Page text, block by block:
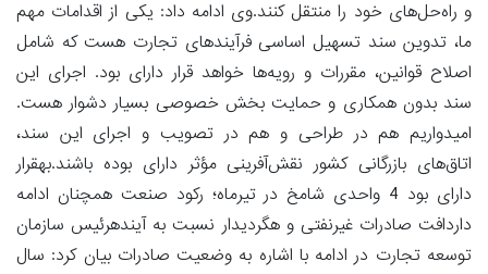
و راه‌حل‌های خود را منتقل کنند.وی ادامه داد: یکی از اقدامات مهم
ما، تدوین سند تسهیل اساسی فرآیندهای تجارت هست که شامل
اصلاح قوانین، مقررات و رویه‌ها خواهد قرار دارای بود. اجرای این
سند بدون همکاری و حمایت بخش خصوصی بسیار دشوار هست.
امیدواریم هم در طراحی و هم در تصویب و اجرای این سند،
اتاق‌های بازرگانی کشور نقش‌آفرینی مؤثر دارای بوده باشند.بهقرار
دارای بود 4 واحدی شامخ در تیرماه؛ رکود صنعت همچنان ادامه
داردافت صادرات غیرنفتی و هگردیدار نسبت به آیندهرئیس سازمان
توسعه تجارت در ادامه با اشاره به وضعیت صادرات بیان کرد: سال